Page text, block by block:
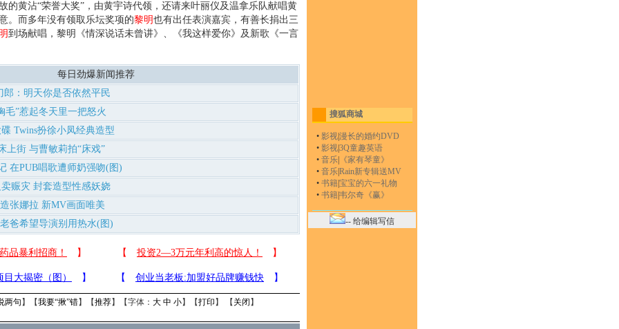
沾“荣誉大奖”，由黄宇诗代领，还请来叶丽仪及温拿乐队献唱黄
。而多年没有领取乐坛奖项的黎明也有出任表演嘉宾，有善长捐出三
到场献唱，黎明《情深说话未曾讲》、《我这样爱你》及新歌《一言
每日劲爆新闻推荐
郎：明天你是否依然平民
毛”惹起冬天里一把怒火
Twins扮徐小凤经典造型
上街 与曹敏莉拍“床戏”
在PUB唱歌遭师奶强吻(图)
赈灾 封套造型性感妖娆
张娜拉 新MV画面唯美
爸希望导演别用热水(图)
两句 】【我要“揪”错】【推荐】【字体： 大 中 小】【打印 】 【 关闭 】
搜狐商城
• 影视漫长的婚约DVD
• 影视3Q童趣英语
• 音乐
《家有琴童》
• 音乐Rain新专辑送MV
• 书籍宝宝的六一礼物
• 书籍韦尔奇《赢》
-- 给编辑写信